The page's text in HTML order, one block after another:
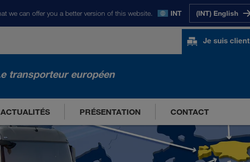
we can offer you a better version of this website. INT (INT) English
Je suis client
transporteur européen
ACTUALITÉS PRÉSENTATION CONTACT